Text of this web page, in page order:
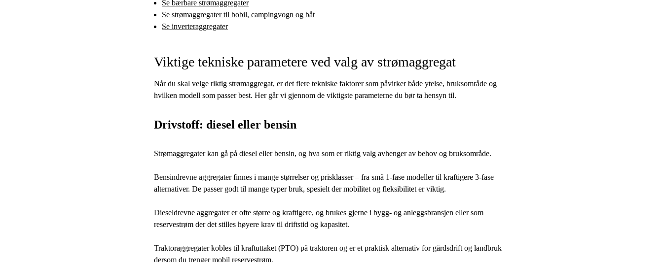
Se bærbare strømaggregater
Se strømaggregater til bobil, campingvogn og båt
Se inverteraggregater
Viktige tekniske parametere ved valg av strømaggregat
Når du skal velge riktig strømaggregat, er det flere tekniske faktorer som påvirker både ytelse, bruksområde og
hvilken modell som passer best. Her går vi gjennom de viktigste parameterne du bør ta hensyn til.
Drivstoff: diesel eller bensin
Strømaggregater kan gå på diesel eller bensin, og hva som er riktig valg avhenger av behov og bruksområde.
Bensindrevne aggregater finnes i mange størrelser og prisklasser – fra små 1-fase modeller til kraftigere 3-fase
alternativer. De passer godt til mange typer bruk, spesielt der mobilitet og fleksibilitet er viktig.
Dieseldrevne aggregater er ofte større og kraftigere, og brukes gjerne i bygg- og anleggsbransjen eller som
reservestrøm der det stilles høyere krav til driftstid og kapasitet.
Traktoraggregater kobles til kraftuttaket (PTO) på traktoren og er et praktisk alternativ for gårdsdrift og landbruk
dersom du trenger mobil reservestrøm.